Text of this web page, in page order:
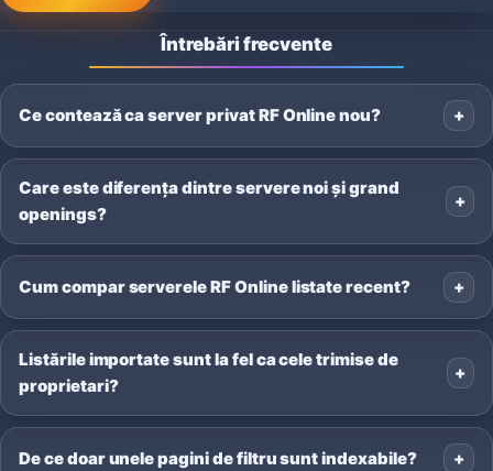
Întrebări frecvente
Ce contează ca server privat RF Online nou?
Care este diferența dintre servere noi și grand
openings?
Cum compar serverele RF Online listate recent?
Listările importate sunt la fel ca cele trimise de
proprietari?
De ce doar unele pagini de filtru sunt indexabile?